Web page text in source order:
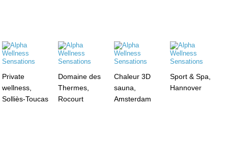
Private
wellness,
Solliès-Toucas
Domaine des
Thermes,
Rocourt
Chaleur 3D
sauna,
Amsterdam
Sport & Spa,
Hannover